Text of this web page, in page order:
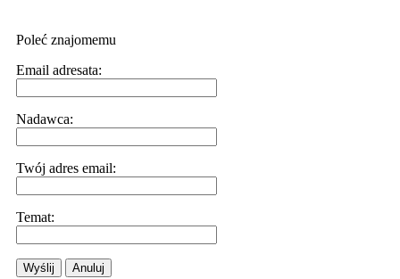
Poleć znajomemu
Email adresata:
Nadawca:
Twój adres email:
Temat:
Wyślij Anuluj